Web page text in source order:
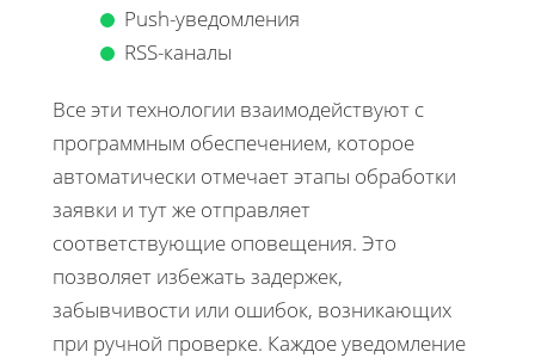
Push-уведомления
RSS-каналы
Все эти технологии взаимодействуют с
программным обеспечением, которое
автоматически отмечает этапы обработки
заявки и тут же отправляет
соответствующие оповещения. Это
позволяет избежать задержек,
забывчивости или ошибок, возникающих
при ручной проверке. Каждое уведомление